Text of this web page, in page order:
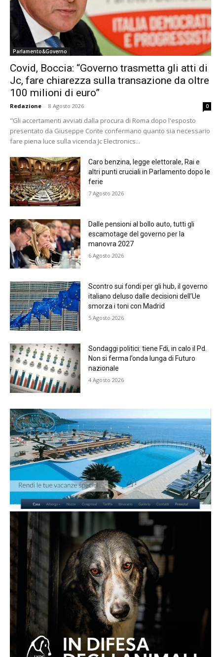
Parlamento&Governo
Covid, Boccia: “Governo trasmetta gli atti di
Jc, fare chiarezza sulla transazione da oltre
100 milioni di euro”
Redazione - 8 Agosto 2026 0
"Gli accertamenti avviati dalla procura di Roma dopo l'esposto
presentato da Giuseppe Conte confermano quanto sia necessario
fare piena luce sulla vicenda Jc Electronics...
Caro benzina, legge elettorale, Rai e
altri punti cruciali in Parlamento dopo le
ferie
7 Agosto 2026
Dalle pensioni al bollo auto, tutti gli
escamotage del governo per la
manovra 2027
6 Agosto 2026
Scontro sui fondi per gli hub, il governo
italiano deluso dalle decisioni dell’Ue
smorza i toni con Madrid
5 Agosto 2026
Sondaggi politici: tiene Fdi, in calo il Pd.
Non si ferma l’onda lunga di Futuro
nazionale
4 Agosto 2026